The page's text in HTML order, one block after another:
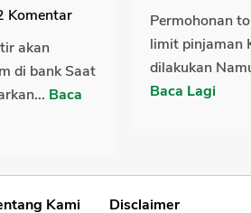
Komentar
akan
di bank Saat
Baca
Permohonan
limit pinjaman
dilakukan
Baca Lagi
Kami
Disclaimer